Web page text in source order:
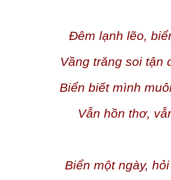
Đêm lạnh lẽo,
Vầng trăng soi tận
Biển biết mình
Vẫn hồn thơ,
Biển một ngày,